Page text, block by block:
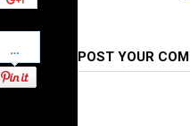
Pinterest
POST YOUR